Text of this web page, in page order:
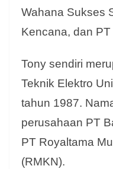
Wahana Sukses
Kencana, dan
Tony sendiri
Teknik Elektro
tahun 1987.
perusahaan PT
PT Royaltama
(RMKN).